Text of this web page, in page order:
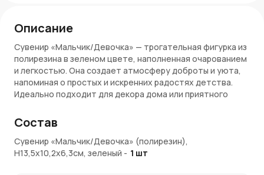
Описание
Сувенир «Мальчик/Девочка» — трогательная фигурка из
полирезина в зеленом цвете, наполненная очарованием
и легкостью. Она создает атмосферу доброты и уюта,
напоминая о простых и искренних радостях детства.
Идеально подходит для декора дома или приятного
Особенности:
Размер H13,5×10,2×6,3 см — миниатюрный, но
выразительный акцент
Состав
Сувенир «Мальчик/Девочка» (полирезин),
H13,5х10,2х6,3см, зеленый - 1 шт